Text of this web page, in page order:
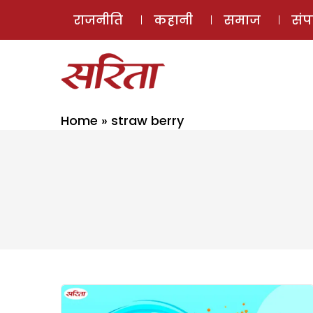
राजनीति कहानी समाज
Home » straw berry